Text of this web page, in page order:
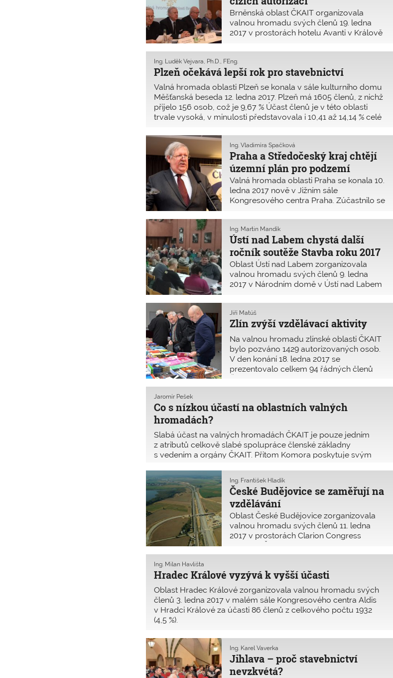
Brněnská oblast ČKAIT organizovala
valnou hromadu svých členů 19. ledna
2017 v prostorách hotelu Avanti v Králově
4405 AO (3 %). Předseda výboru oblasti
prof. Ing. Alois Materna, CSc., MBA, ve
svém vystoupení doplnil zprávu o činn
Plzeň očekává lepší rok pro stavebnictví
Ing. Luděk Vejvara, Ph.D., FEng.
Valná hromada oblasti Plzeň se konala v sále kulturního domu
Měšťanská beseda 12. ledna 2017. Plzeň má 1605 členů, z nichž
přijelo 156 osob, což je 9,67 % Účast členů je v této oblasti
trvale vysoká, v minulosti představovala i 10,41 až 14,14 % celé
Praha a Středočeský kraj chtějí
územní plán pro podzemí
Ing. Vladimíra Špačková
Valná hromada oblasti Praha se konala 10.
ledna 2017 nově v Jižním sále
Kongresového centra Praha. Zúčastnilo se
necelá 3 % z celkového počtu 9786
pozvaných členů oblasti.
Ústí nad Labem chystá další
ročník soutěže Stavba roku 2017
Ing. Martin Mandík
Oblast Ústí nad Labem zorganizovala
valnou hromadu svých členů 9. ledna
2017 v Národním domě v Ústí nad Labem
v oblasti, což je 6 %
Zlín zvýší vzdělávací aktivity
Jiří Matúš
Na valnou hromadu zlínské oblasti ČKAIT
bylo pozváno 1429 autorizovaných osob.
V den konání 18. ledna 2017 se
prezentovalo celkem 94 řádných členů
Co s nízkou účastí na oblastních valných
hromadách?
Jaromír Pešek
Slabá účast na valných hromadách ČKAIT je pouze jedním
z atributů celkově slabé spolupráce členské základny
s vedením a orgány ČKAIT. Přitom Komora poskytuje svým
bezplatně: odborné časopisy, Profesis, odborná CD,
zastupování v jednáních s příslušnými ministerstvy, účast na
přípravě a projednávání zákonů se stavebnictvím souvisejících
atd.
České Budějovice se zaměřují na
vzdělávání
Ing. František Hladík
Oblast České Budějovice zorganizovala
valnou hromadu svých členů 11. ledna
2017 v prostorách Clarion Congress
125 členů z celkového počtu 1720 (7,3 %).
Hradec Králové vyzývá k vyšší účasti
Ing. Milan Havlišta
Oblast Hradec Králové zorganizovala valnou hromadu svých
členů 3. ledna 2017 v malém sále Kongresového centra Aldis
v Hradci Králové za účasti 86 členů z celkového počtu 1932
(4,5 %).
Jihlava – proč stavebnictví
nevzkvétá?
Ing. Karel Vaverka